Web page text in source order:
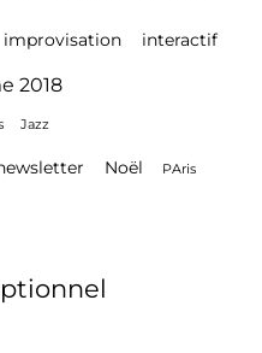
improvisation interactif
2018
Jazz
Noël PAris